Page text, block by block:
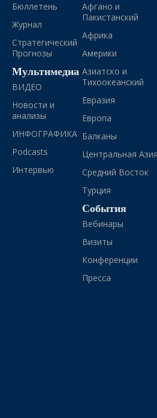
Бюллетень
Журнал
Стратегический
Прогнозы
Мультимедиа
ВИДЕО
Новости и
анализы
ИНФОГРАФИКА
Podcasts
Интервью
Афгано и
Пакистанский
Африка
Америки
Азиатско и
Тихоокеанский
Евразия
Европа
Балканы
Центральная Азия
Средний Восток
Турция
События
Вебинары
Визиты
Конференции
Пресса